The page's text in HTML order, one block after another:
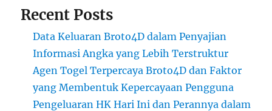
Recent Posts
Data Keluaran Broto4D dalam Penyajian
Informasi Angka yang Lebih Terstruktur
Agen Togel Terpercaya Broto4D dan Faktor
yang Membentuk Kepercayaan Pengguna
Pengeluaran HK Hari Ini dan Perannya dalam